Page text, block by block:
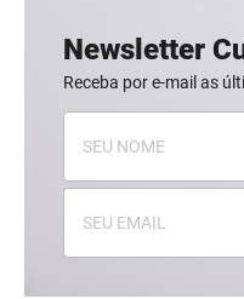
Newsletter
Receba por e-mail as